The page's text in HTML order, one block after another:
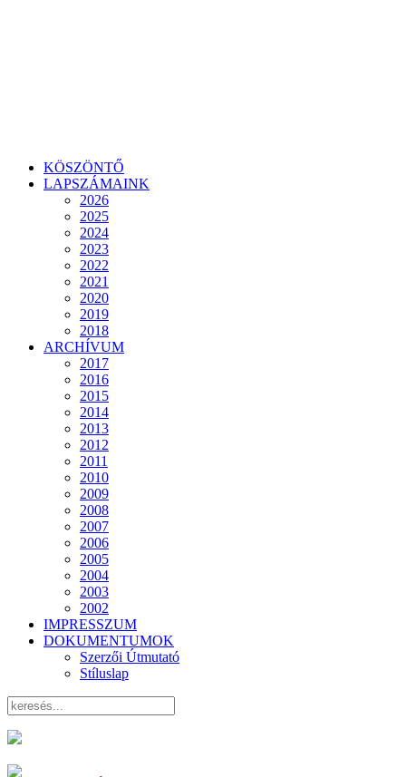
KÖSZÖNTŐ
LAPSZÁMAINK
2026
2025
2024
2023
2022
2021
2020
2019
2018
ARCHÍVUM
2017
2016
2015
2014
2013
2012
2011
2010
2009
2008
2007
2006
2005
2004
2003
2002
IMPRESSZUM
DOKUMENTUMOK
Szerzői Útmutató
Stíluslap